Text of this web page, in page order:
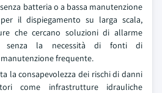
batteria o a bassa manutenzione
il dispiegamento su larga scala,
che cercano soluzioni di allarme
senza la necessità di fonti di
frequente.
la consapevolezza dei rischi di danni
come infrastrutture idrauliche